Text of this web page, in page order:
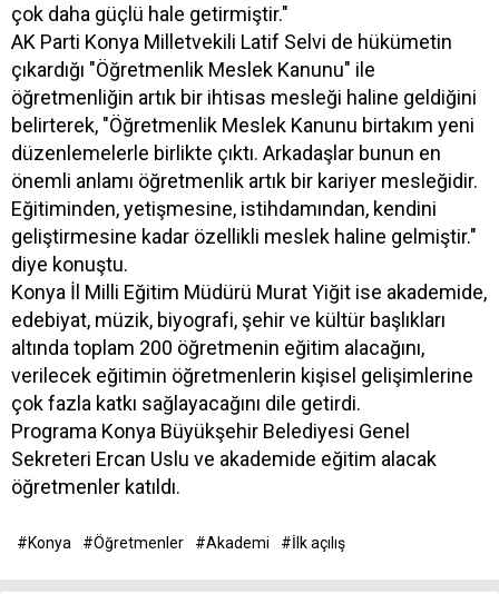
çok daha güçlü hale getirmiştir."
AK Parti Konya Milletvekili Latif Selvi de hükümetin
çıkardığı "Öğretmenlik Meslek Kanunu" ile
öğretmenliğin artık bir ihtisas mesleği haline geldiğini
belirterek, "Öğretmenlik Meslek Kanunu birtakım yeni
düzenlemelerle birlikte çıktı. Arkadaşlar bunun en
önemli anlamı öğretmenlik artık bir kariyer mesleğidir.
Eğitiminden, yetişmesine, istihdamından, kendini
geliştirmesine kadar özellikli meslek haline gelmiştir."
diye konuştu.
Konya İl Milli Eğitim Müdürü Murat Yiğit ise akademide,
edebiyat, müzik, biyografi, şehir ve kültür başlıkları
altında toplam 200 öğretmenin eğitim alacağını,
verilecek eğitimin öğretmenlerin kişisel gelişimlerine
çok fazla katkı sağlayacağını dile getirdi.
Programa Konya Büyükşehir Belediyesi Genel
Sekreteri Ercan Uslu ve akademide eğitim alacak
öğretmenler katıldı.
#Konya #Öğretmenler #Akademi #İlk açılış